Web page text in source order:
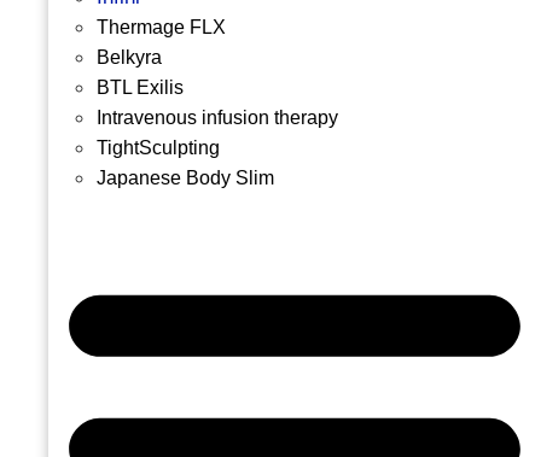
Thermage FLX
Belkyra
BTL Exilis
Intravenous infusion therapy
TightSculpting
Japanese Body Slim